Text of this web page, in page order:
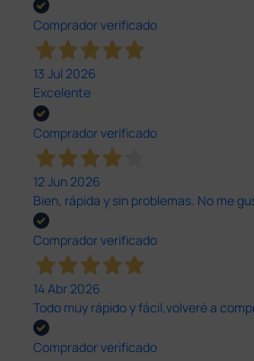
Comprador verificado
13 Jul 2026
Excelente
Comprador verificado
12 Jun 2026
Bien, rápida y sin problemas. No me
Comprador verificado
14 Abr 2026
Todo muy rápido y fácil,volveré a
Comprador verificado